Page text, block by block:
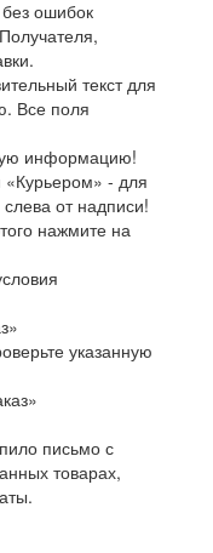
ошибок
текст для
Все поля
информацию!
«Курьером» - для
от надписи!
нажмите на
указанную
письмо с
товарах,